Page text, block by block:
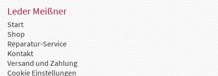
Leder Meißner
Start
Shop
Reparatur-Service
Kontakt
Versand und Zahlung
Cookie Einstellungen